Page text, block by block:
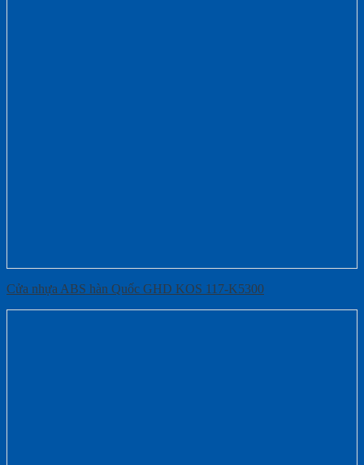
Cửa nhựa ABS hàn Quốc GHD KOS 117-K5300